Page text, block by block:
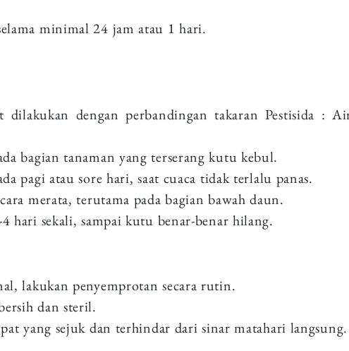
minimal 24 jam atau 1 hari.
dilakukan dengan perbandingan takaran Pestisida :
bagian tanaman yang terserang kutu kebul.
pagi atau sore hari, saat cuaca tidak terlalu panas.
merata, terutama pada bagian bawah daun.
hari sekali, sampai kutu benar-benar hilang.
lakukan penyemprotan secara rutin.
dan steril.
yang sejuk dan terhindar dari sinar matahari langsung.